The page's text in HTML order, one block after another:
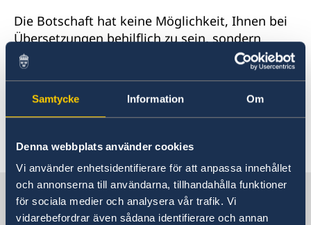
Samtycke Information Om
Denna webbplats använder cookies
Vi använder enhetsidentifierare för att anpassa innehållet
och annonserna till användarna, tillhandahålla funktioner
för sociala medier och analysera vår trafik. Vi
vidarebefordrar även sådana identifierare och annan
Schwedische Handelskammer und Unternehmen
AllBright Stiftung
Freundschaftsvereine
Sonstige Vereine
Schwedische Kirchen
Lektorate für Schwedisch in Deutschland
Schwedisch einkaufen
Die Botschaft hat keine Möglichkeit, Ihnen bei
Übersetzungen behilflich zu sein, sondern
verweist auf den
Bundesverband der Dolmetscher und
Letzte Aktualisierung 24 Nov. 2020, 11.31
Schweden in Deutschland